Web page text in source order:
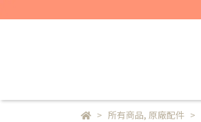
所有商品, 原廠配件